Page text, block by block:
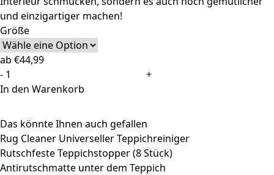
und einzigartiger machen!
Größe
ab €44,99
Teppich
Outdoor
Grau
Blau
Ethno
Menge
-
+
In den Warenkorb
Das könnte Ihnen auch gefallen
Rug Cleaner Universeller Teppichreiniger
Rutschfeste Teppichstopper (8 Stück)
Antirutschmatte unter dem Teppich